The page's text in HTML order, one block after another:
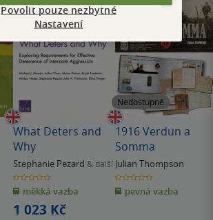
What Deters and
Why
Stephanie Pezard & další
0.0
z
5
hvězdiček
měkká vazba
1 023 Kč
Nedostupné
1916 Verdun a
Somma
Julian Thompson
0.0
z
5
hvězdiček
pevná vazba
Povolit pouze nezbytné
Nastavení